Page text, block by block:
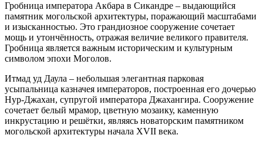
Гробница императора Акбара в Сикандре – выдающийся
памятник могольской архитектуры, поражающий масштабами
и изысканностью. Это грандиозное сооружение сочетает
мощь и утончённость, отражая величие великого правителя.
Гробница является важным историческим и культурным
символом эпохи Моголов.
Итмад уд Даула – небольшая элегантная парковая
усыпальница казначея императоров, построенная его дочерью
Нур-Джахан, супругой императора Джахангира. Сооружение
сочетает белый мрамор, цветную мозаику, каменную
инкрустацию и решётки, являясь новаторским памятником
могольской архитектуры начала XVII века.